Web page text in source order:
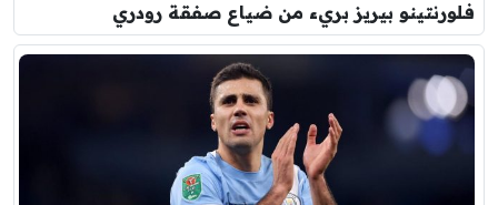
فلورنتينو بيريز بريء من ضياع صفقة رودري